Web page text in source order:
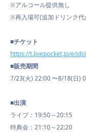
※アルコール提供無し
※再入場可(追加ドリンク代
■チケット
https://t.livepocket.jp/e/
■販売期間
7/23(火) 22:00 〜8/18(日)
■出演
ライブ：19:50～20:15
特典会： 21:10～22:20